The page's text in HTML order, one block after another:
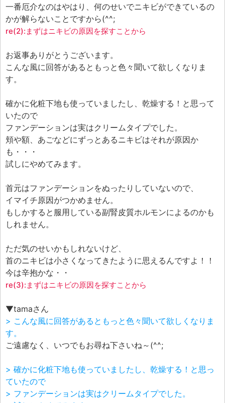
一番厄介なのはやはり、何のせいでニキビができているの
かが解らないことですから(^^;
re(2):まずはニキビの原因を探すことから
お返事ありがとうございます。
こんな風に回答があるともっと色々聞いて欲しくなりま
す。
確かに化粧下地も使っていましたし、乾燥する！と思って
いたので
ファンデーションは実はクリームタイプでした。
頬や額、あごなどにずっとあるニキビはそれが原因か
も・・・
試しにやめてみます。
首元はファンデーションをぬったりしていないので、
イマイチ原因がつかめません。
もしかすると服用している副腎皮質ホルモンによるのかも
しれません。
ただ気のせいかもしれないけど、
首のニキビは小さくなってきたように思えるんですよ！！
今は辛抱かな・・
re(3):まずはニキビの原因を探すことから
▼tamaさん
> こんな風に回答があるともっと色々聞いて欲しくなりま
す。
ご遠慮なく、いつでもお尋ね下さいね～(^^;
> 確かに化粧下地も使っていましたし、乾燥する！と思っ
ていたので
> ファンデーションは実はクリームタイプでした。